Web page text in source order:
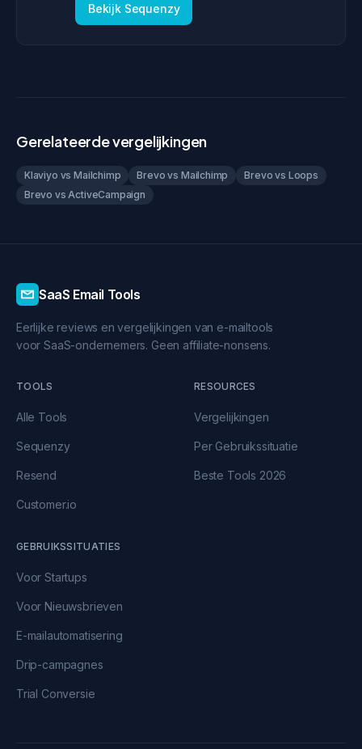
Bekijk Sequenzy
Gerelateerde vergelijkingen
Klaviyo vs Mailchimp Brevo vs Mailchimp
Brevo vs Loops
Brevo vs ActiveCampaign
SaaS Email Tools
Eerlijke reviews en vergelijkingen van e-mailtools
voor SaaS-ondernemers. Geen affiliate-nonsens.
TOOLS
Alle Tools
Sequenzy
Resend
Customer.io
RESOURCES
Vergelijkingen
Per Gebruikssituatie
Beste Tools 2026
GEBRUIKSSITUATIES
Voor Startups
Voor Nieuwsbrieven
E-mailautomatisering
Drip-campagnes
Trial Conversie